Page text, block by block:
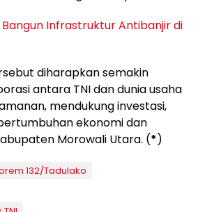
Bangun Infrastruktur Antibanjir di
diharapkan semakin
antara TNI dan dunia usaha
mendukung investasi,
ekonomi dan
Morowali Utara. (*)
132/Tadulako